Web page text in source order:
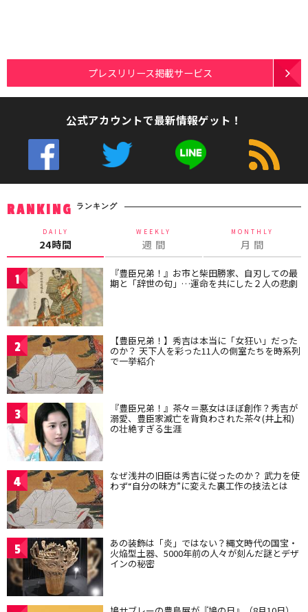
プレスリリース掲載サービス
公式アカウントで最新情報ゲット！
RANKING ランキング
DAILY
24時間
WEEKLY
週 間
MONTHLY
月 間
1 『豊臣兄弟！』お市と柴田勝家、自刃しての最
期と「辞世の句」…運命を共にした２人の悲劇
2 【豊臣兄弟！】秀吉は本当に「女狂い」だった
のか？ 天下人を彩った11人の側室たちを時系列
で一挙紹介
3 『豊臣兄弟！』茶々＝悪女はほぼ創作？秀吉が
溺愛、豊臣家滅亡を背負わされた茶々(井上和)
の壮絶すぎる生涯
4 なぜ浅井の旧臣は秀吉に従ったのか？ 武力を使
わず“自分の味方”に変えた裏工作の技法とは
5 あの装飾は「炎」ではない？縄文時代の国宝・
火焔型土器、5000年前の人々が刻んだ謎とデザ
インの秘密